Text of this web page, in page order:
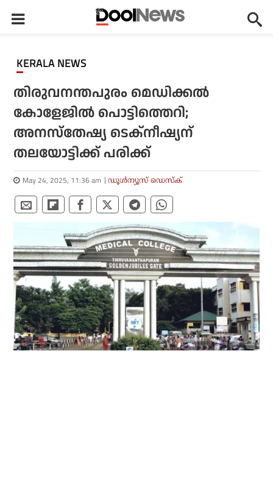
KERALA NEWS
തിരുവനന്തപുരം മെഡിക്കല്‍
കോളേജില്‍ പൊട്ടിത്തെറി;
അനസ്‌തേഷ്യ ടെക്‌നീഷ്യന്
തലയോട്ടിക്ക് പരിക്ക്
May 24, 2025, 11:36 am ഡൂള്‍ന്യൂസ് ഡെസ്‌ക്